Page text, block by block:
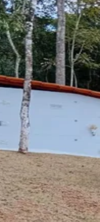
ReginaliceJardim São
Jardim SilveiraJardim
OsascoParque dos
LuziaParque VianaPirapora
de
BarrosVila Boa VistaVila
Vila Nossa Sra. da
JandiraItapeviCotiaPirapora
Franco da